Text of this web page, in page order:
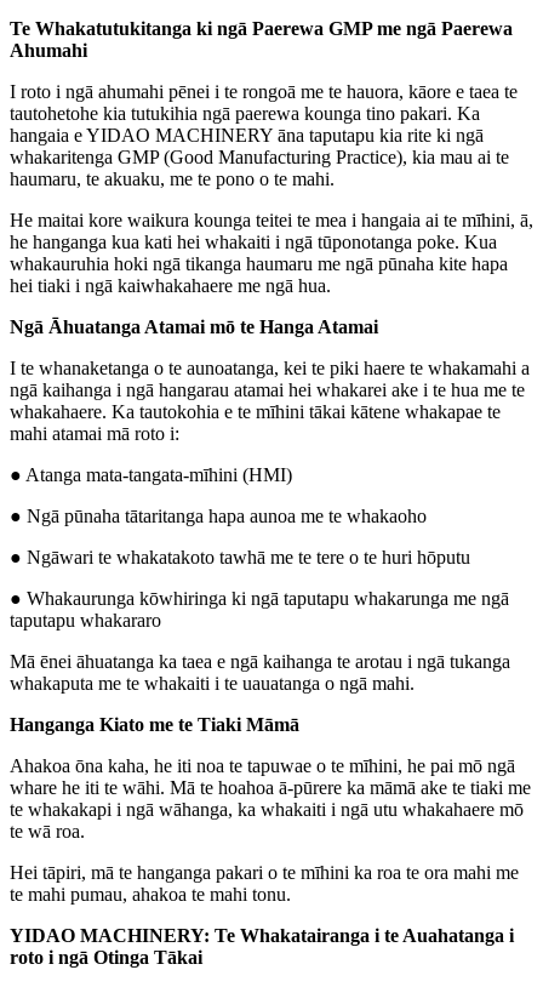
Te Whakatutukitanga ki ngā Paerewa GMP me ngā Paerewa
Ahumahi
I roto i ngā ahumahi pēnei i te rongoā me te hauora, kāore e taea te
tautohetohe kia tutukihia ngā paerewa kounga tino pakari. Ka
hangaia e YIDAO MACHINERY āna taputapu kia rite ki ngā
whakaritenga GMP (Good Manufacturing Practice), kia mau ai te
haumaru, te akuaku, me te pono o te mahi.
He maitai kore waikura kounga teitei te mea i hangaia ai te mīhini, ā,
he hanganga kua kati hei whakaiti i ngā tūponotanga poke. Kua
whakauruhia hoki ngā tikanga haumaru me ngā pūnaha kite hapa
hei tiaki i ngā kaiwhakahaere me ngā hua.
Ngā Āhuatanga Atamai mō te Hanga Atamai
I te whanaketanga o te aunoatanga, kei te piki haere te whakamahi a
ngā kaihanga i ngā hangarau atamai hei whakarei ake i te hua me te
whakahaere. Ka tautokohia e te mīhini tākai kātene whakapae te
mahi atamai mā roto i:
● Atanga mata-tangata-mīhini (HMI)
● Ngā pūnaha tātaritanga hapa aunoa me te whakaoho
● Ngāwari te whakatakoto tawhā me te tere o te huri hōputu
● Whakaurunga kōwhiringa ki ngā taputapu whakarunga me ngā
taputapu whakararo
Mā ēnei āhuatanga ka taea e ngā kaihanga te arotau i ngā tukanga
whakaputa me te whakaiti i te uauatanga o ngā mahi.
Hanganga Kiato me te Tiaki Māmā
Ahakoa ōna kaha, he iti noa te tapuwae o te mīhini, he pai mō ngā
whare he iti te wāhi. Mā te hoahoa ā-pūrere ka māmā ake te tiaki me
te whakakapi i ngā wāhanga, ka whakaiti i ngā utu whakahaere mō
te wā roa.
Hei tāpiri, mā te hanganga pakari o te mīhini ka roa te ora mahi me
te mahi pumau, ahakoa te mahi tonu.
YIDAO MACHINERY: Te Whakatairanga i te Auahatanga i
roto i ngā Otinga Tākai